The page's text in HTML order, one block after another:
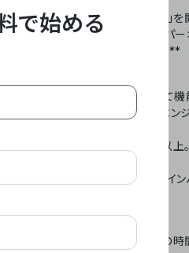
オートメーションSaaS「Yoom」を
をノーコードで組み合わせたハイパー
化するサービスを提供しています。**
**: SaaS連携データベースとして機
日報作成などの業務を自動化。非エ
社超、直近成長率300%以上
術を1プラットフォームで完結。イ
Time」 – テクノロジーで人々の時
で始める